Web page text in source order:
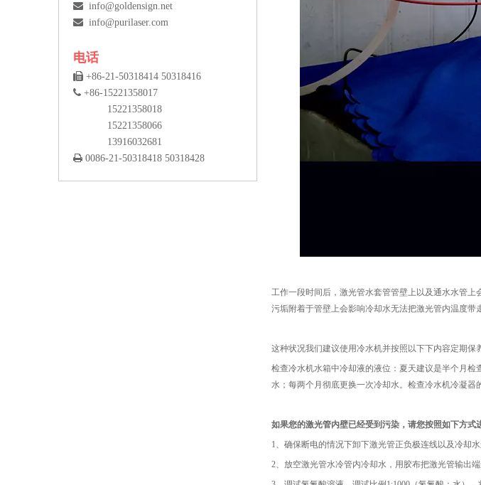
 info@goldensign.net
 info@purilaser.com
电话
 +86-21-50318414 50318416
 +86-15221358017
15221358018
15221358066
13916032681
 0086-21-50318418 50318428
工作一段时间后，激光管水套管管壁上以及通水水管
污垢附着于管壁上会影响冷却水无法把激光管内温度带
这种状况我们建议使用冷水机并按照以下下内容定期保
检查冷水机水箱中冷却液的液位：夏天建议是半个月
水；每两个月彻底更换一次冷却水。检查冷水机冷凝器
如果您的激光管内壁已经受到污染，请您按照如下方式
1、确保断电的情况下卸下激光管正负极连线以及冷却水
2、放空激光管水冷管内冷却水，用胶布把激光管输出